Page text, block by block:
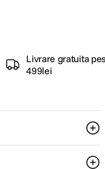
Livrare gratuita
499lei